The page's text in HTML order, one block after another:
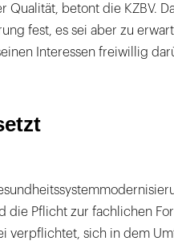
betont die KZBV.
fest, es sei aber zu
Interessen freiwillig
die Pflicht zur fachlichen
verpflichtet, sich in dem